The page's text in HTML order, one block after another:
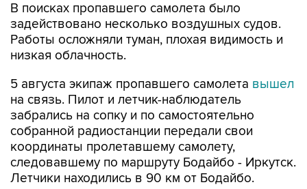
В поисках пропавшего самолета было
задействовано несколько воздушных судов.
Работы осложняли туман, плохая видимость и
низкая облачность.
5 августа экипаж пропавшего самолета вышел
на связь. Пилот и летчик-наблюдатель
забрались на сопку и по самостоятельно
собранной радиостанции передали свои
координаты пролетавшему самолету,
следовавшему по маршруту Бодайбо - Иркутск.
Летчики находились в 90 км от Бодайбо.